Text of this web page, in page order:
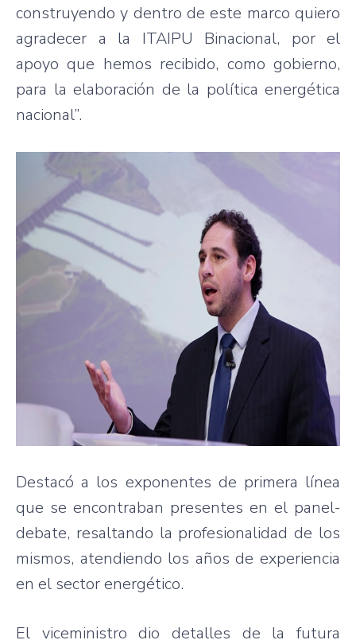
construyendo y dentro de este marco quiero
agradecer a la ITAIPU Binacional, por el
apoyo que hemos recibido, como gobierno,
para la elaboración de la política energética
nacional”.
Destacó a los exponentes de primera línea
que se encontraban presentes en el panel-
debate, resaltando la profesionalidad de los
mismos, atendiendo los años de experiencia
en el sector energético.
El viceministro dio detalles de la futura